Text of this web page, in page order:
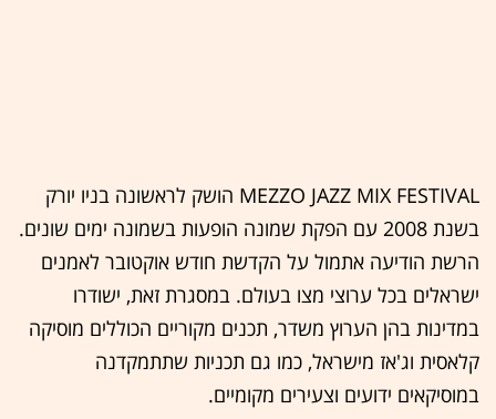
MEZZO JAZZ MIX FESTIVAL הושק לראשונה בניו יורק
בשנת 2008 עם הפקת שמונה הופעות בשמונה ימים שונים.
הרשת הודיעה אתמול על הקדשת חודש אוקטובר לאמנים
ישראלים בכל ערוצי מצו בעולם. במסגרת זאת, ישודרו
במדינות בהן הערוץ משדר, תכנים מקוריים הכוללים מוסיקה
קלאסית וג'אז מישראל, כמו גם תכניות שתתמקדנה
במוסיקאים ידועים וצעירים מקומיים.